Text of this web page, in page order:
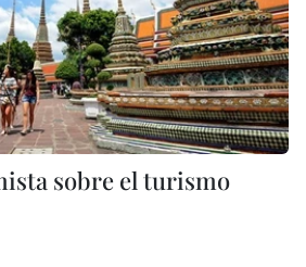
sobre el turismo